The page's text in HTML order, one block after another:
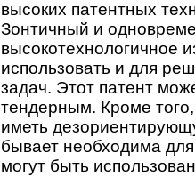
высоких патентных
Зонтичный и
высокотехнологичное
использовать и для
задач. Этот патент
тендерным. Кроме
иметь
бывает необходима
могут быть